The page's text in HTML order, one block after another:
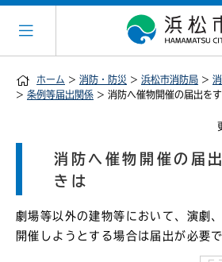
ホーム > 消防・防災 > 浜松市消防局 >
> 条例等届出関係 > 消防へ催物開催の届出を
消防へ催物開催の届
きは
劇場等以外の建物等において、演劇
開催しようとする場合は届出が必要で